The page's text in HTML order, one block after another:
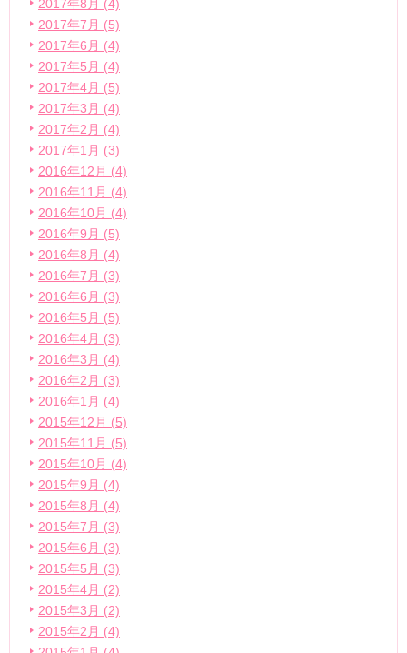
2017年8月 (4)
2017年7月 (5)
2017年6月 (4)
2017年5月 (4)
2017年4月 (5)
2017年3月 (4)
2017年2月 (4)
2017年1月 (3)
2016年12月 (4)
2016年11月 (4)
2016年10月 (4)
2016年9月 (5)
2016年8月 (4)
2016年7月 (3)
2016年6月 (3)
2016年5月 (5)
2016年4月 (3)
2016年3月 (4)
2016年2月 (3)
2016年1月 (4)
2015年12月 (5)
2015年11月 (5)
2015年10月 (4)
2015年9月 (4)
2015年8月 (4)
2015年7月 (3)
2015年6月 (3)
2015年5月 (3)
2015年4月 (2)
2015年3月 (2)
2015年2月 (4)